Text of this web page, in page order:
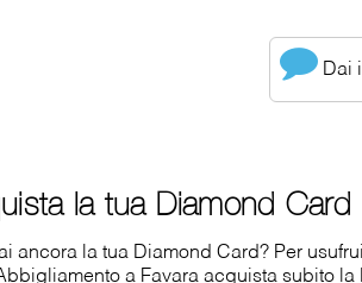
Dai
la tua Diamond Card
ancora la tua Diamond Card? Per
a Favara acquista subito